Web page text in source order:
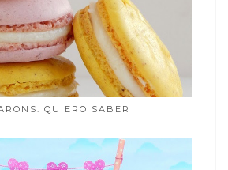
QUIERO SABER